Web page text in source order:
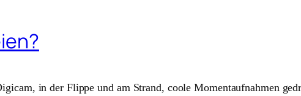
in der Flippe und am Strand, coole Momentaufnahmen